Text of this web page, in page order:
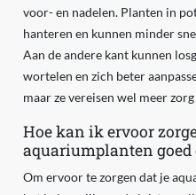
voor- en nadelen. Planten in
hanteren en kunnen minder
Aan de andere kant kunnen
wortelen en zich beter
maar ze vereisen wel meer
Hoe kan ik ervoor
aquariumplanten goed
Om ervoor te zorgen dat je